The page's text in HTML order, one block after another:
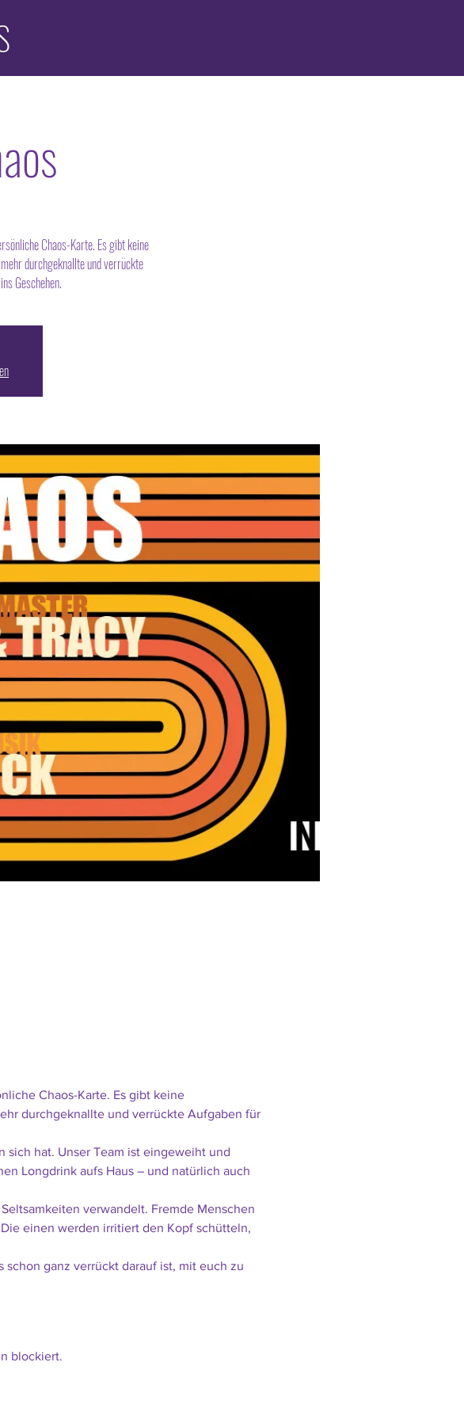
Chaos-Karte. Es gibt keine
durchgeknallte und verrückte
Geschehen.
Chaos-Karte. Es gibt keine
durchgeknallte und verrückte Aufgaben für
sich hat. Unser Team ist eingeweiht und
Longdrink aufs Haus – und natürlich auch
verwandelt. Fremde Menschen
einen werden irritiert den Kopf schütteln,
schon ganz verrückt darauf ist, mit euch zu
blockiert.